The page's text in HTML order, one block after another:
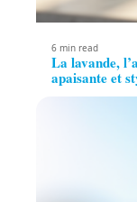
6 min read
La lavande,
apaisante et